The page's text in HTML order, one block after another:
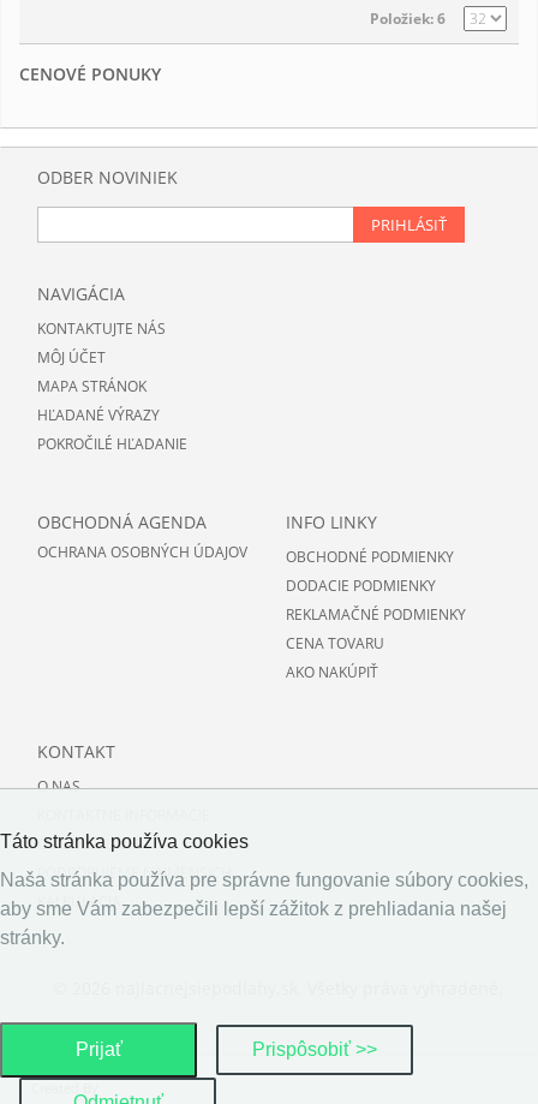
Položiek: 6
CENOVÉ PONUKY
ODBER NOVINIEK
PRIHLÁSIŤ
NAVIGÁCIA
KONTAKTUJTE NÁS
MÔJ ÚČET
MAPA STRÁNOK
HĽADANÉ VÝRAZY
POKROČILÉ HĽADANIE
OBCHODNÁ AGENDA
OCHRANA OSOBNÝCH ÚDAJOV
INFO LINKY
OBCHODNÉ PODMIENKY
DODACIE PODMIENKY
REKLAMAČNÉ PODMIENKY
CENA TOVARU
AKO NAKÚPIŤ
KONTAKT
O NAS
O PODLAHACH
PODPORUJEME NAJMENSICH
KALKULÁCIA
Táto stránka používa cookies
Naša stránka používa pre správne fungovanie súbory cookies,
aby sme Vám zabezpečili lepší zážitok z prehliadania našej
stránky.
Prijať Prispôsobiť >>